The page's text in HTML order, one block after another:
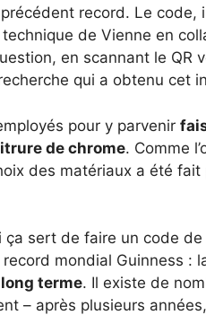
record. Le code,
technique de Vienne en
en scannant le QR
qui a obtenu cet
pour y parvenir
de chrome. Comme
des matériaux a été
ça sert de faire un code
record mondial Guinness :
terme. Il existe de
– ​​après plusieurs